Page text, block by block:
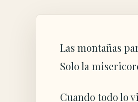
Las montañas
Solo la
Cuando todo lo